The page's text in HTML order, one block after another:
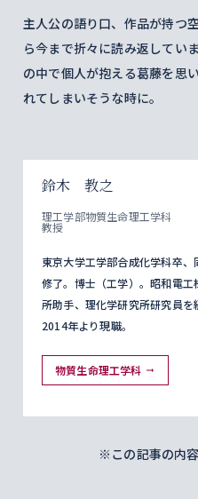
主人公の語り口、作品が持つ
ら今まで折々に読み返してい
の中で個人が抱える葛藤を思
れてしまいそうな時に。
鈴木 教之
理工学部物質生命理工学科
教授
東京大学工学部合成化学科卒
修了。博士（工学）。昭和電
所助手、理化学研究所研究員を
2014年より現職。
物質生命理工学科
※この記事の内